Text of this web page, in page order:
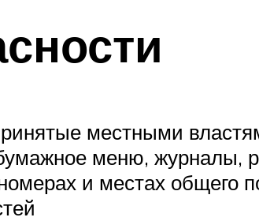
местными
меню, журналы,
и местах общего